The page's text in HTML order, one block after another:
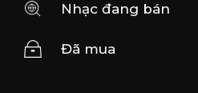
Nhạc đang bán
Đã mua